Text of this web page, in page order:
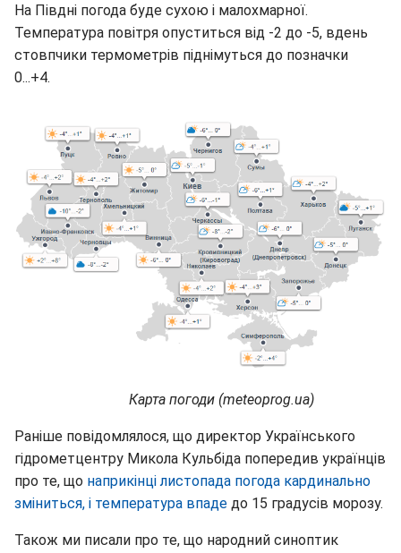
На Півдні погода буде сухою і малохмарної.
Температура повітря опуститься від -2 до -5, вдень
стовпчики термометрів піднімуться до позначки
0...+4.
Карта погоди (meteoprog.ua)
Раніше повідомлялося, що директор Українського
гідрометцентру Микола Кульбіда попередив українців
про те, що наприкінці листопада погода кардинально
зміниться, і температура впаде до 15 градусів морозу.
Також ми писали про те, що народний синоптик